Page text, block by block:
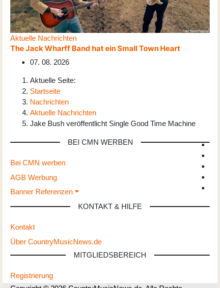
Aktuelle Nachrichten
The Jack Wharff Band hat ein Small Town Heart
07. 08. 2026
Aktuelle Seite:
Startseite
Nachrichten
Aktuelle Nachrichten
Jake Bush veröffentlicht Single Good Time Machine
BEI CMN WERBEN
Bei CMN werben
AGB Werbung
Banner Referenzen
KONTAKT & HILFE
Kontakt
Über CountryMusicNews.de
MITGLIEDSBEREICH
Registrierung